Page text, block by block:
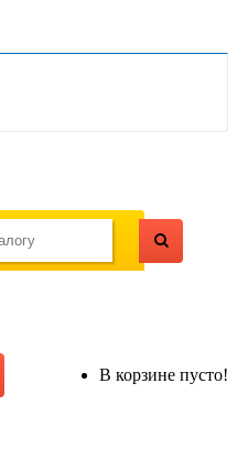
В корзине пусто!